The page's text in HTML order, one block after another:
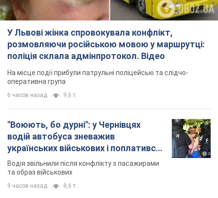
У Львові жінка спровокувала конфлікт,
розмовляючи російською мовою у маршрутці:
поліція склала адмінпротокол. Відео
На місце події прибули патрульні поліцейські та слідчо-
оперативна група
6 часов назад 9,6 т.
"Воюють, бо дурні": у Чернівцях
водій автобуса зневажив
українських військових і поплатився.
Відео
Водія звільнили після конфлікту з пасажирами
та образ військових
9 часов назад 8,6 т.